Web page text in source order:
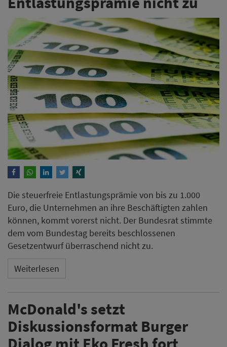
Die steuerfreie Entlastungsprämie von bis zu 1.000
Euro, die Unternehmen an ihre Beschäftigten zahlen
können, kommt vorerst nicht. Der Bundesrat stimmte
dem vom Bundestag bereits beschlossenen
Gesetzentwurf überraschend nicht zu.
Weiterlesen
McDonald's setzt
Diskussionsformat Burger